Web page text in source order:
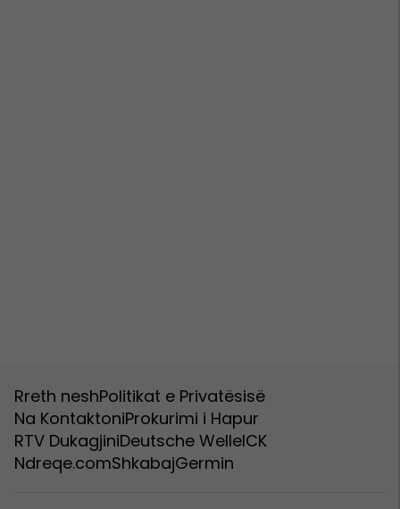
Rreth neshPolitikat e Privatësisë
Na KontaktoniProkurimi i Hapur
RTV DukagjiniDeutsche WelleICK
Ndreqe.comShkabajGermin